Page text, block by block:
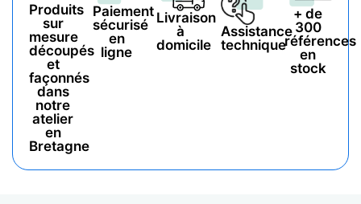
Produits
sur
mesure
découpés
et
façonnés
dans
notre
atelier
en
Bretagne
Paiement
sécurisé
en
ligne
Livraison
à
domicile
Assistance
technique
+ de
300
références
en
stock